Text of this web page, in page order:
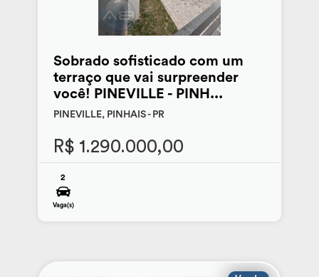
Sobrado sofisticado com um
terraço que vai surpreender
você! PINEVILLE - PINH...
PINEVILLE, PINHAIS - PR
R$ 1.290.000,00
2
Vaga(s)